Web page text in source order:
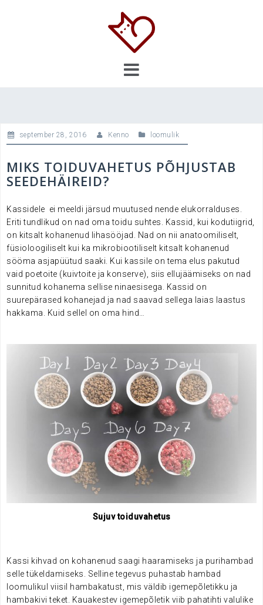
september 28, 2016 Kenno loomulik
MIKS TOIDUVAHETUS PÕHJUSTAB
SEEDEHÄIREID?
Kassidele ei meeldi järsud muutused nende elukorralduses.
Eriti tundlikud on nad oma toidu suhtes. Kassid, kui kodutiigrid,
on kitsalt kohanenud lihasööjad. Nad on nii anatoomiliselt,
füsioloogiliselt kui ka mikrobiootiliselt kitsalt kohanenud
sööma asjapüütud saaki. Kui kassile on tema elus pakutud
vaid poetoite (kuivtoite ja konserve), siis ellujäämiseks on nad
sunnitud kohanema sellise ninaesisega. Kassid on
suurepärased kohanejad ja nad saavad sellega laias laastus
hakkama. Kuid sellel on oma hind…
Sujuv toiduvahetus
Kassi kihvad on kohanenud saagi haaramiseks ja purihambad
selle tükeldamiseks. Selline tegevus puhastab hambad
loomulikul viisil hambakatust, mis väldib igemepõletikku ja
hambakivi teket. Kauakestev igemepõletik viib pahatihti valulike